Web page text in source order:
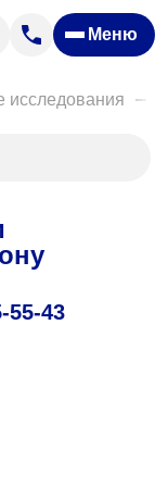
Меню
исследования
55-43